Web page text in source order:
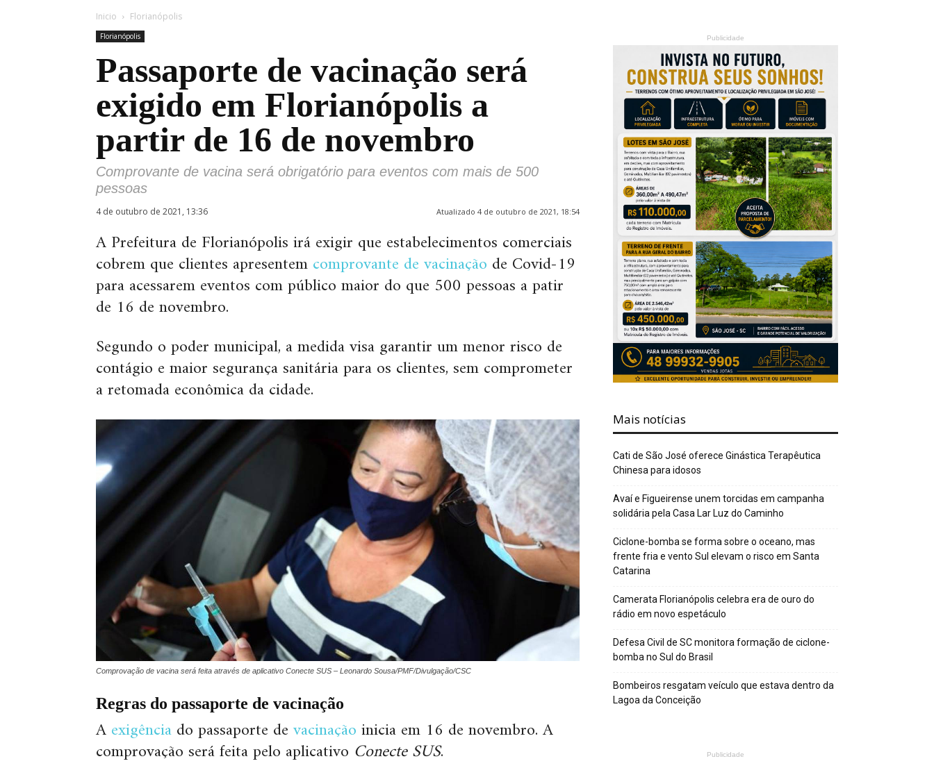
Inicio Florianópolis
Florianópolis
Passaporte de vacinação será
exigido em Florianópolis a
partir de 16 de novembro
Comprovante de vacina será obrigatório para eventos com mais de 500
pessoas
4 de outubro de 2021, 13:36 Atualizado 4 de outubro de 2021, 18:54
A Prefeitura de Florianópolis irá exigir que estabelecimentos comerciais
cobrem que clientes apresentemcomprovante de vacinação de Covid-19
para acessarem eventos com público maior do que 500 pessoas a patir
de 16 de novembro.
Segundo o poder municipal, a medida visa garantir um menor risco de
contágio e maior segurança sanitária para os clientes, sem comprometer
a retomada econômica da cidade.
Comprovação de vacina será feita através de aplicativo Conecte SUS – Leonardo Sousa/PMF/Divulgação/CSC
Regras do passaporte de vacinação
Aexigênciado passaporte devacinaçãoinicia em 16 de novembro. A
comprovação será feita pelo aplicativo Conecte SUS.
Publicidade
Mais notícias
Cati de São José oferece Ginástica Terapêutica
Chinesa para idosos
Avaí e Figueirense unem torcidas em campanha
solidária pela Casa Lar Luz do Caminho
Ciclone-bomba se forma sobre o oceano, mas
frente fria e vento Sul elevam o risco em Santa
Catarina
Camerata Florianópolis celebra era de ouro do
rádio em novo espetáculo
Defesa Civil de SC monitora formação de ciclone-
bomba no Sul do Brasil
Bombeiros resgatam veículo que estava dentro da
Lagoa da Conceição
Publicidade